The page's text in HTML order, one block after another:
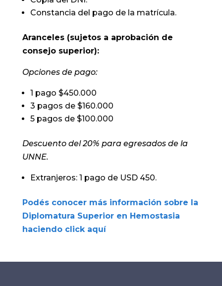
Constancia del pago de la matrícula.
Aranceles (sujetos a aprobación de
consejo superior):
Opciones de pago:
1 pago $450.000
3 pagos de $160.000
5 pagos de $100.000
Descuento del 20% para egresados de la
UNNE.
Extranjeros: 1 pago de USD 450.
Podés conocer más información sobre la
Diplomatura Superior en Hemostasia
haciendo click aquí